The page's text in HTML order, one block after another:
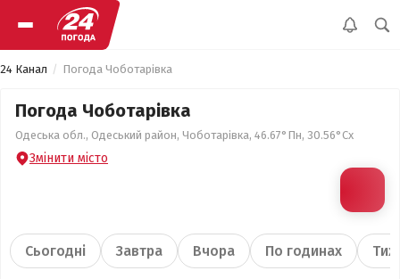
24 Канал Погода Чоботарівка
Погода Чоботарівка
Одеська обл., Одеський район, Чоботарівка, 46.67°Пн, 30.56°Сх
Змінити місто
Сьогодні Завтра Вчора По годинах